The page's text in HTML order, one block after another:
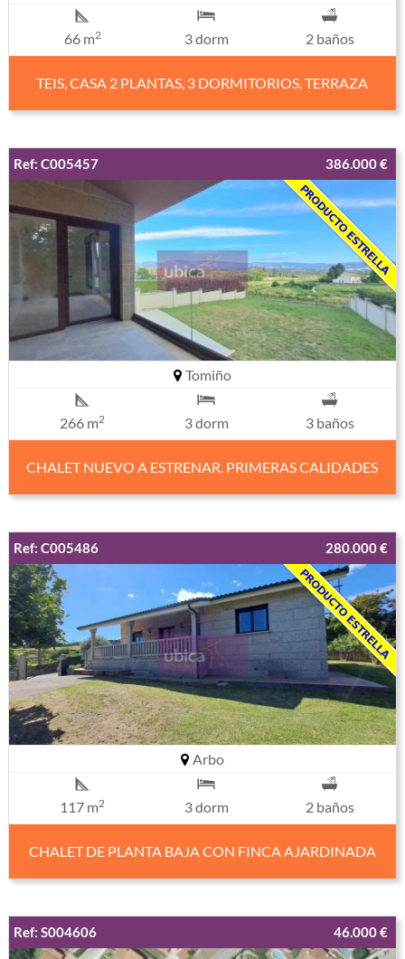
66 m2 3 dorm 2 baños
TEIS, CASA 2 PLANTAS, 3 DORMITORIOS, TERRAZA
Ref: C005457 386.000 €
Tomiño
266 m2 3 dorm 3 baños
CHALET NUEVO A ESTRENAR. PRIMERAS CALIDADES
Ref: C005486 280.000 €
Arbo
117 m2 3 dorm 2 baños
CHALET DE PLANTA BAJA CON FINCA AJARDINADA
Ref: S004606 46.000 €